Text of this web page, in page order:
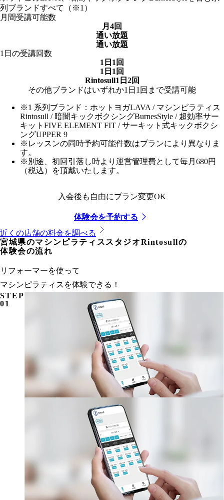
列ブランドすべて（※1）
月間受講可能数
月4回
通い放題
通い放題
1日の受講回数
1日1回
1日1回
Rintosull1日2回
その他ブランドはいずれか1日1回まで受講可能
※1 系列ブランド：ホットヨガLAVA / マシンピラティス
Rintosull / 暗闇キックボクシングBurnesStyle / 超効率サー
キットFIVE ELEMENT FIT / サーキット式キックボクシ
ングUPPER 9
※レッスンの同時予約可能件数はプランにより異なりま
す。
※別途、初回引落し時より運営管理費として毎月680円
（税込）を頂戴いたします。
入会後も自由にプラン変更OK
体験会を予約する
近くの店舗の料金を調べる
宮城県のマシンピラティススタジオRintosullの
体験会の流れ
リフォーマーを使って
マシンピラティスを体験できる！
STEP
01